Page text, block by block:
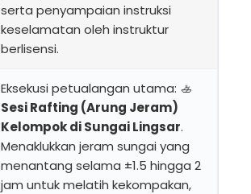
serta penyampaian instruksi
keselamatan oleh instruktur
berlisensi.
Eksekusi petualangan utama: 🚣
Sesi Rafting (Arung Jeram)
Kelompok di Sungai Lingsar.
Menaklukkan jeram sungai yang
menantang selama ±1.5 hingga 2
jam untuk melatih kekompakan,